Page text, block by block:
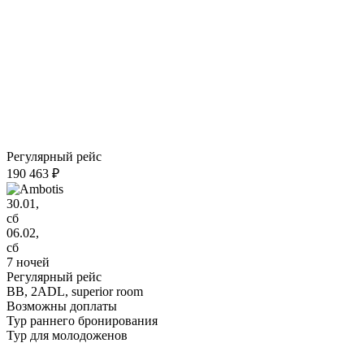
Регулярный рейс
190 463 ₽
30.01,
сб
06.02,
сб
7 ночей
Регулярный рейс
BB, 2ADL, superior room
Возможны доплаты
Тур раннего бронирования
Тур для молодоженов